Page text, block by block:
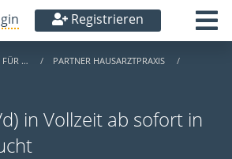
Registrieren
FÜR …
PARTNER HAUSARZTPRAXIS
in Vollzeit ab sofort in